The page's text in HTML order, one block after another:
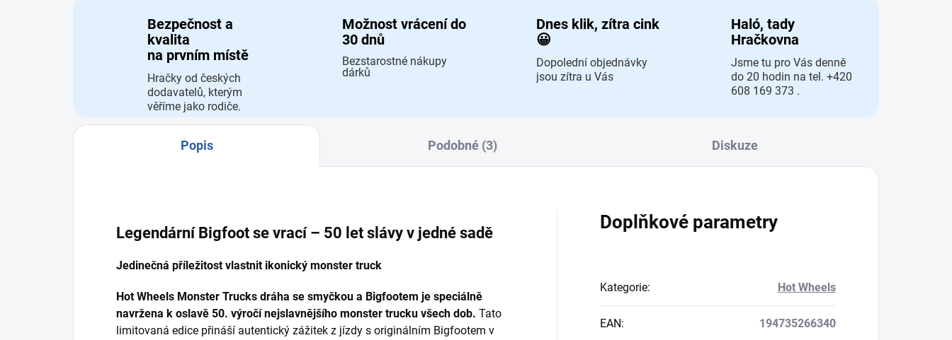
Bezpečnost a
kvalita
na prvním místě
Hračky od českých
dodavatelů, kterým
věříme jako rodiče.
Možnost vrácení do
30 dnů
Bezstarostné nákupy
dárků
Dnes klik, zítra cink
😀
Dopolední objednávky
jsou zítra u Vás
Haló, tady
Hračkovna
Jsme tu pro Vás denně
do 20 hodin na tel. +420
608 169 373 .
Popis Podobné (3) Diskuze
Legendární Bigfoot se vrací – 50 let slávy v jedné sadě
Jedinečná příležitost vlastnit ikonický monster truck
Hot Wheels Monster Trucks dráha se smyčkou a Bigfootem je speciálně
navržena k oslavě 50. výročí nejslavnějšího monster trucku všech dob. Tato
limitovaná edice přináší autentický zážitek z jízdy s originálním Bigfootem v
Doplňkové parametry
Kategorie: Hot Wheels
EAN: 194735266340